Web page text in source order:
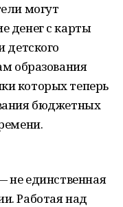
могут
денег с карты
детского
образования
которых теперь
бюджетных
не единственная
Работая над